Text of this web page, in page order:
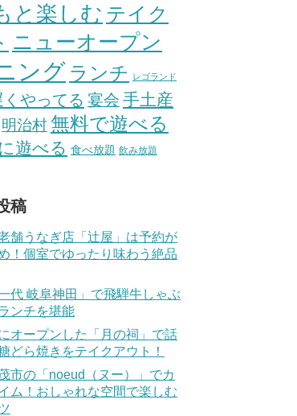
と楽しむ テイク
ニューオープン
ング ランチ レゴランド
くやってる 宴会 手土産
明治村無料で遊べる
遊べる 食べ放題 飲み放題
稿
舗うなぎ店「辻屋」は予約が
！個室でゆったり味わう絶品
一代 岐阜神田」で飛騨牛しゃぶ
ンチを堪能
オープンした「月の祠」で話
どら焼きをテイクアウト！
市の「noeud（ヌー）」でカ
ム！おしゃれな空間で楽しむ